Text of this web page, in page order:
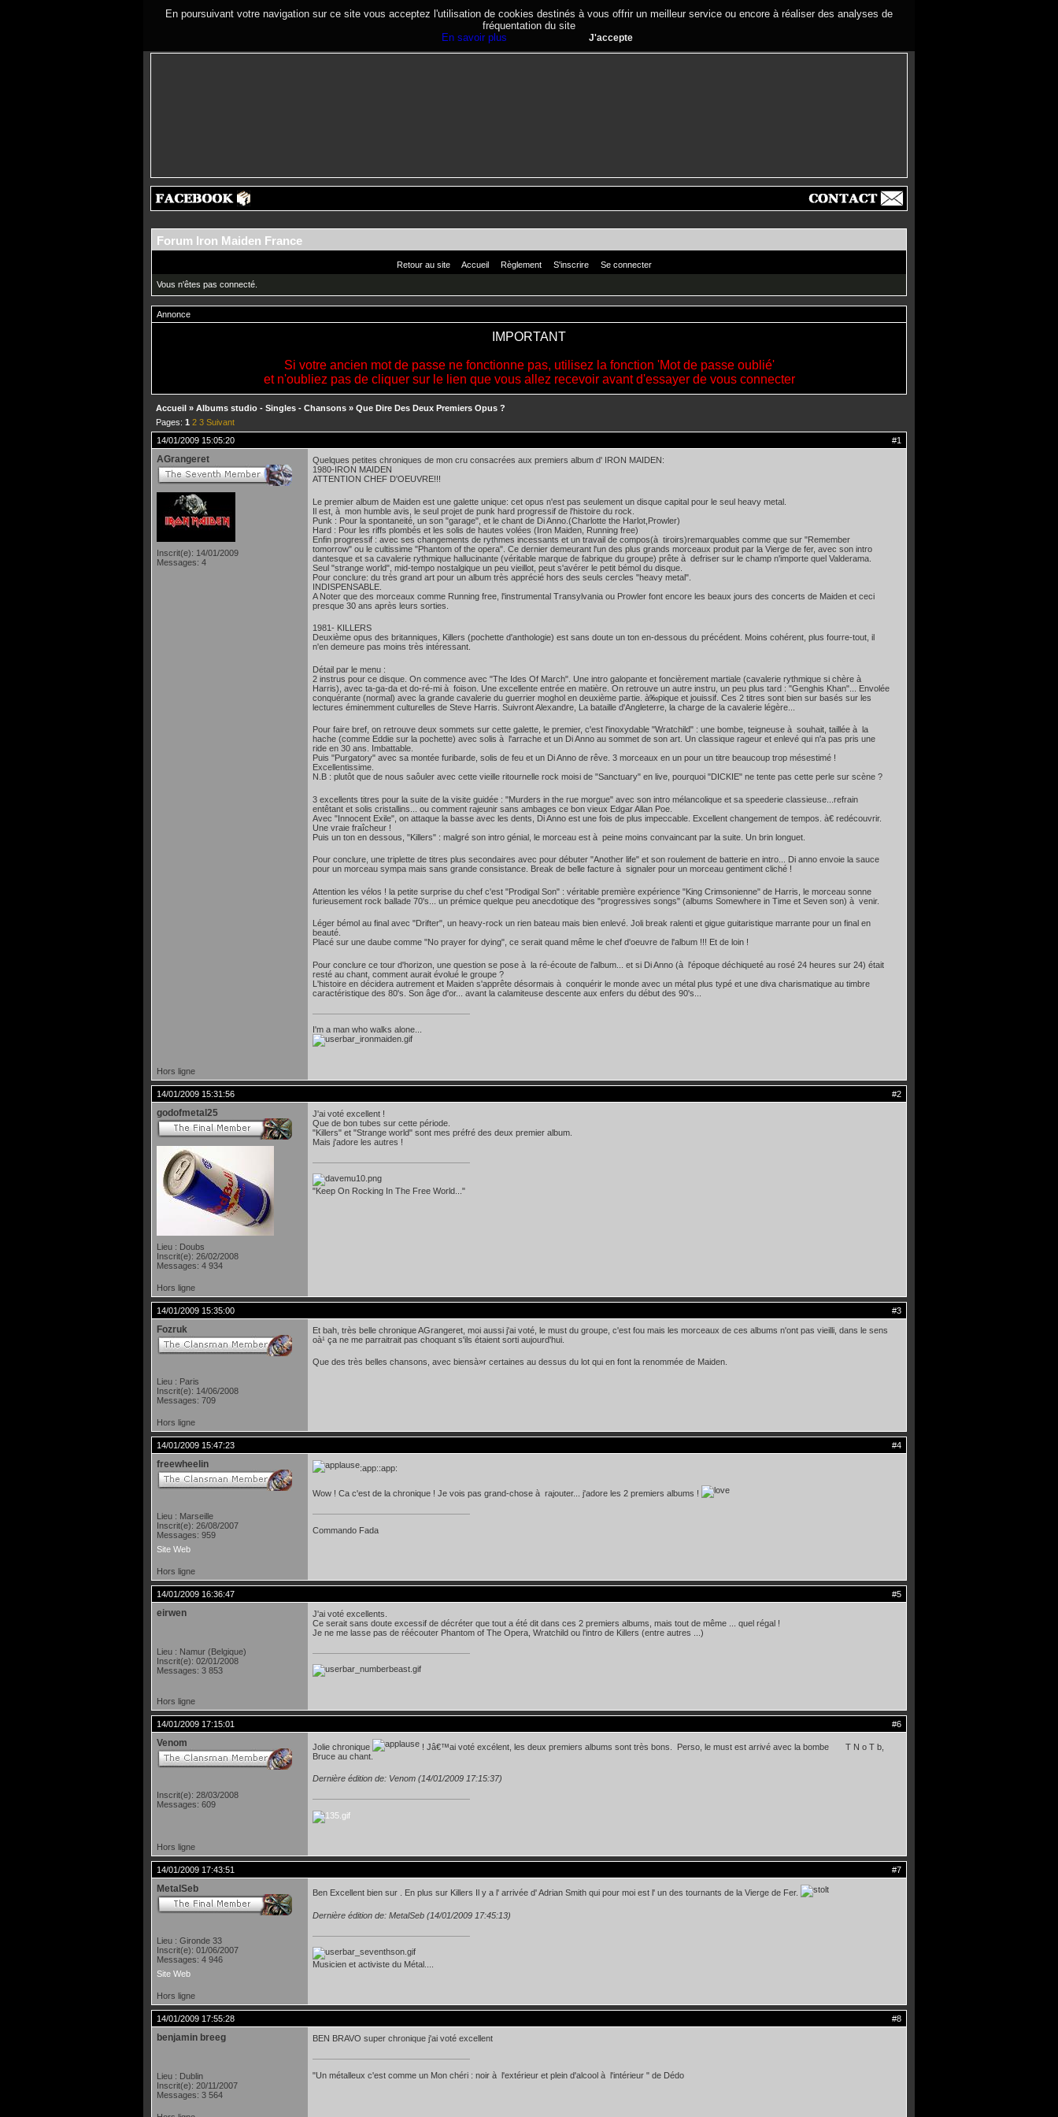
En poursuivant votre navigation sur ce site vous acceptez l'utilisation de cookies destinés à vous offrir un meilleur service ou encore à réaliser des analyses de
fréquentation du site
En savoir plus
J'accepte
Forum Iron Maiden France
Retour au site Accueil Règlement S'inscrire Se connecter
Vous n'êtes pas connecté.
Annonce
IMPORTANT
Si votre ancien mot de passe ne fonctionne pas, utilisez la fonction 'Mot de passe oublié'
et n'oubliez pas de cliquer sur le lien que vous allez recevoir avant d'essayer de vous connecter
Accueil » Albums studio - Singles - Chansons » Que Dire Des Deux Premiers Opus ?
Pages: 1 2 3 Suivant
#1
14/01/2009 15:05:20
AGrangeret
Inscrit(e): 14/01/2009
Messages: 4
Quelques petites chroniques de mon cru consacrées aux premiers album d' IRON MAIDEN:
1980-IRON MAIDEN
ATTENTION CHEF D'OEUVRE!!!
Le premier album de Maiden est une galette unique: cet opus n'est pas seulement un disque capital pour le seul heavy metal.
Il est, à mon humble avis, le seul projet de punk hard progressif de l'histoire du rock.
Punk : Pour la spontaneité, un son "garage", et le chant de Di Anno.(Charlotte the Harlot,Prowler)
Hard : Pour les riffs plombés et les solis de hautes volées (Iron Maiden, Running free)
Enfin progressif : avec ses changements de rythmes incessants et un travail de compos(à tiroirs)remarquables comme que sur "Remember
tomorrow" ou le cultissime "Phantom of the opera". Ce dernier demeurant l'un des plus grands morceaux produit par la Vierge de fer, avec son intro
dantesque et sa cavalerie rythmique hallucinante (véritable marque de fabrique du groupe) prête à defriser sur le champ n'importe quel Valderama.
Seul "strange world", mid-tempo nostalgique un peu vieillot, peut s'avérer le petit bémol du disque.
Pour conclure: du très grand art pour un album très apprécié hors des seuls cercles "heavy metal".
INDISPENSABLE.
A Noter que des morceaux comme Running free, l'instrumental Transylvania ou Prowler font encore les beaux jours des concerts de Maiden et ceci
presque 30 ans après leurs sorties.
1981- KILLERS
Deuxième opus des britanniques, Killers (pochette d'anthologie) est sans doute un ton en-dessous du précédent. Moins cohérent, plus fourre-tout, il
n'en demeure pas moins très intéressant.
Détail par le menu :
2 instrus pour ce disque. On commence avec "The Ides Of March". Une intro galopante et foncièrement martiale (cavalerie rythmique si chère à
Harris), avec ta-ga-da et do-ré-mi à foison. Une excellente entrée en matière. On retrouve un autre instru, un peu plus tard : "Genghis Khan"... Envolée
conquérante (normal) avec la grande cavalerie du guerrier moghol en deuxième partie. à‰pique et jouissif. Ces 2 titres sont bien sur basés sur les
lectures éminemment culturelles de Steve Harris. Suivront Alexandre, La bataille d'Angleterre, la charge de la cavalerie légère...
Pour faire bref, on retrouve deux sommets sur cette galette, le premier, c'est l'inoxydable "Wratchild" : une bombe, teigneuse à souhait, taillée à la
hache (comme Eddie sur la pochette) avec solis à l'arrache et un Di Anno au sommet de son art. Un classique rageur et enlevé qui n'a pas pris une
ride en 30 ans. Imbattable.
Puis "Purgatory" avec sa montée furibarde, solis de feu et un Di Anno de rêve. 3 morceaux en un pour un titre beaucoup trop mésestimé !
Excellentissime.
N.B : plutôt que de nous saôuler avec cette vieille ritournelle rock moisi de "Sanctuary" en live, pourquoi "DICKIE" ne tente pas cette perle sur scène ?
3 excellents titres pour la suite de la visite guidée : "Murders in the rue morgue" avec son intro mélancolique et sa speederie classieuse...refrain
entêtant et solis cristallins... ou comment rajeunir sans ambages ce bon vieux Edgar Allan Poe.
Avec "Innocent Exile", on attaque la basse avec les dents, Di Anno est une fois de plus impeccable. Excellent changement de tempos. à€ redécouvrir.
Une vraie fraîcheur !
Puis un ton en dessous, "Killers" : malgré son intro génial, le morceau est à peine moins convaincant par la suite. Un brin longuet.
Pour conclure, une triplette de titres plus secondaires avec pour débuter "Another life" et son roulement de batterie en intro... Di anno envoie la sauce
pour un morceau sympa mais sans grande consistance. Break de belle facture à signaler pour un morceau gentiment cliché !
Attention les vélos ! la petite surprise du chef c'est "Prodigal Son" : véritable première expérience "King Crimsonienne" de Harris, le morceau sonne
furieusement rock ballade 70's... un prémice quelque peu anecdotique des "progressives songs" (albums Somewhere in Time et Seven son) à venir.
Léger bémol au final avec "Drifter", un heavy-rock un rien bateau mais bien enlevé. Joli break ralenti et gigue guitaristique marrante pour un final en
beauté.
Placé sur une daube comme "No prayer for dying", ce serait quand même le chef d'oeuvre de l'album !!! Et de loin !
Pour conclure ce tour d'horizon, une question se pose à la ré-écoute de l'album... et si Di Anno (à l'époque déchiqueté au rosé 24 heures sur 24) était
resté au chant, comment aurait évolué le groupe ?
L'histoire en décidera autrement et Maiden s'apprête désormais à conquérir le monde avec un métal plus typé et une diva charismatique au timbre
caractéristique des 80's. Son âge d'or... avant la calamiteuse descente aux enfers du début des 90's...
I'm a man who walks alone...
Hors ligne
#2
14/01/2009 15:31:56
godofmetal25
Lieu : Doubs
Inscrit(e): 26/02/2008
Messages: 4 934
J'ai voté excellent !
Que de bon tubes sur cette période.
"Killers" et "Strange world" sont mes préfré des deux premier album.
Mais j'adore les autres !
"Keep On Rocking In The Free World..."
Hors ligne
#3
14/01/2009 15:35:00
Fozruk
Lieu : Paris
Inscrit(e): 14/06/2008
Messages: 709
Et bah, très belle chronique AGrangeret, moi aussi j'ai voté, le must du groupe, c'est fou mais les morceaux de ces albums n'ont pas vieilli, dans le sens
oà¹ ça ne me parraitrait pas choquant s'ils étaient sorti aujourd'hui.
Que des très belles chansons, avec biensà»r certaines au dessus du lot qui en font la renommée de Maiden.
Hors ligne
#4
14/01/2009 15:47:23
freewheelin
Lieu : Marseille
Inscrit(e): 26/08/2007
Messages: 959
Site Web
:app::app:
Wow ! Ca c'est de la chronique ! Je vois pas grand-chose à rajouter... j'adore les 2 premiers albums !
Commando Fada
Hors ligne
#5
14/01/2009 16:36:47
eirwen
Lieu : Namur (Belgique)
Inscrit(e): 02/01/2008
Messages: 3 853
J'ai voté excellents.
Ce serait sans doute excessif de décréter que tout a été dit dans ces 2 premiers albums, mais tout de même ... quel régal !
Je ne me lasse pas de réécouter Phantom of The Opera, Wratchild ou l'intro de Killers (entre autres ...)
Hors ligne
#6
14/01/2009 17:15:01
Venom
Inscrit(e): 28/03/2008
Messages: 609
Jolie chronique
! Jâ€™ai voté excélent, les deux premiers albums sont très bons. Perso, le must est arrivé avec la bombe T N o T b,
Bruce au chant.
Dernière édition de: Venom (14/01/2009 17:15:37)
Hors ligne
#7
14/01/2009 17:43:51
MetalSeb
Lieu : Gironde 33
Inscrit(e): 01/06/2007
Messages: 4 946
Site Web
Ben Excellent bien sur . En plus sur Killers Il y a l' arrivée d' Adrian Smith qui pour moi est l' un des tournants de la Vierge de Fer.
Dernière édition de: MetalSeb (14/01/2009 17:45:13)
Musicien et activiste du Métal....
Hors ligne
#8
14/01/2009 17:55:28
benjamin breeg
Lieu : Dublin
Inscrit(e): 20/11/2007
Messages: 3 564
BEN BRAVO super chronique j'ai voté excellent
"Un métalleux c'est comme un Mon chéri : noir à l'extérieur et plein d'alcool à l'intérieur " de Dédo